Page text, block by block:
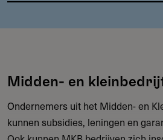
Midden- en
Ondernemers uit het Midden- en
kunnen subsidies, leningen en